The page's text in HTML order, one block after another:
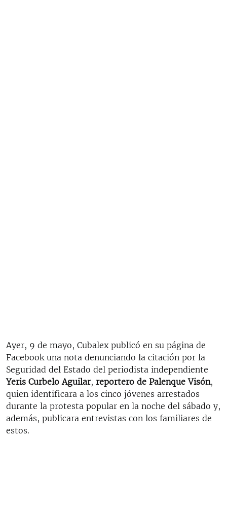
Ayer, 9 de mayo, Cubalex publicó en su página de
Facebook una nota denunciando la citación por la
Seguridad del Estado del periodista independiente
Yeris Curbelo Aguilar, reportero de Palenque Visón,
quien identificara a los cinco jóvenes arrestados
durante la protesta popular en la noche del sábado y,
además, publicara entrevistas con los familiares de
estos.